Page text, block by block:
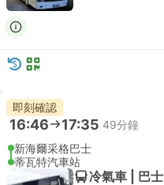
即刻確認
16:46 17:35 49分鐘
新海爾采格巴士
蒂瓦特汽車站
冷氣車 | 巴士